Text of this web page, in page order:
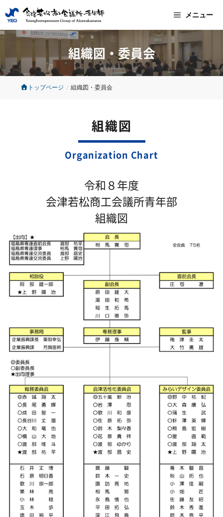
ン
テ
ン
ツ
メニュー
組織図・委員会
トップページ / 組織図・委員会
組織図
Organization Chart
令和８年度
会津若松商工会議所青年部
組織図